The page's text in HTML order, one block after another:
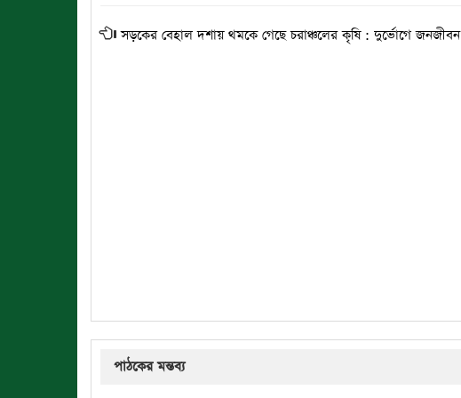
সড়কের বেহাল দশায় থমকে গেছে চরাঞ্চলের কৃষি : দুর্ভোগে জনজীবন
পাঠকের মন্তব্য